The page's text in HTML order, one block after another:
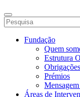
Fundação
Quem
Estrutura
Prémios
Áreas de